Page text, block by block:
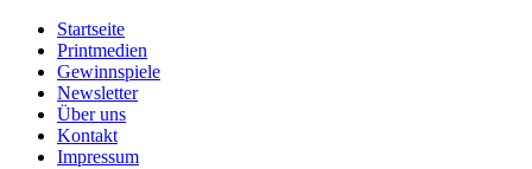
Startseite
Printmedien
Gewinnspiele
Newsletter
Über uns
Kontakt
Impressum